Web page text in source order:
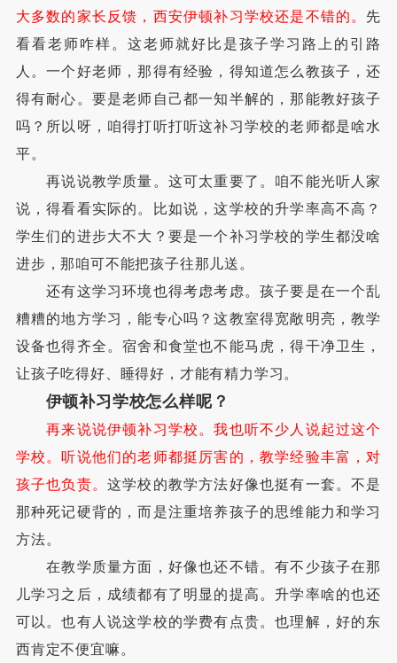
大多数的家长反馈，西安伊顿补习学校还是不错的。 先
看看老师咋样。这老师就好比是孩子学习路上的引路
人。一个好老师，那得有经验，得知道怎么教孩子，还
得有耐心。要是老师自己都一知半解的，那能教好孩子
吗？所以呀，咱得打听打听这补习学校的老师都是啥水
平。
再说说教学质量。这可太重要了。咱不能光听人家
说，得看看实际的。比如说，这学校的升学率高不高？
学生们的进步大不大？要是一个补习学校的学生都没啥
进步，那咱可不能把孩子往那儿送。
还有这学习环境也得考虑考虑。孩子要是在一个乱
糟糟的地方学习，能专心吗？这教室得宽敞明亮，教学
设备也得齐全。宿舍和食堂也不能马虎，得干净卫生，
让孩子吃得好、睡得好，才能有精力学习。
伊顿补习学校怎么样呢？
再来说说伊顿补习学校。我也听不少人说起过这个
学校。听说他们的老师都挺厉害的，教学经验丰富，对
孩子也负责。这学校的教学方法好像也挺有一套。不是
那种死记硬背的，而是注重培养孩子的思维能力和学习
方法。
在教学质量方面，好像也还不错。有不少孩子在那
儿学习之后，成绩都有了明显的提高。升学率啥的也还
可以。也有人说这学校的学费有点贵。也理解，好的东
西肯定不便宜嘛。